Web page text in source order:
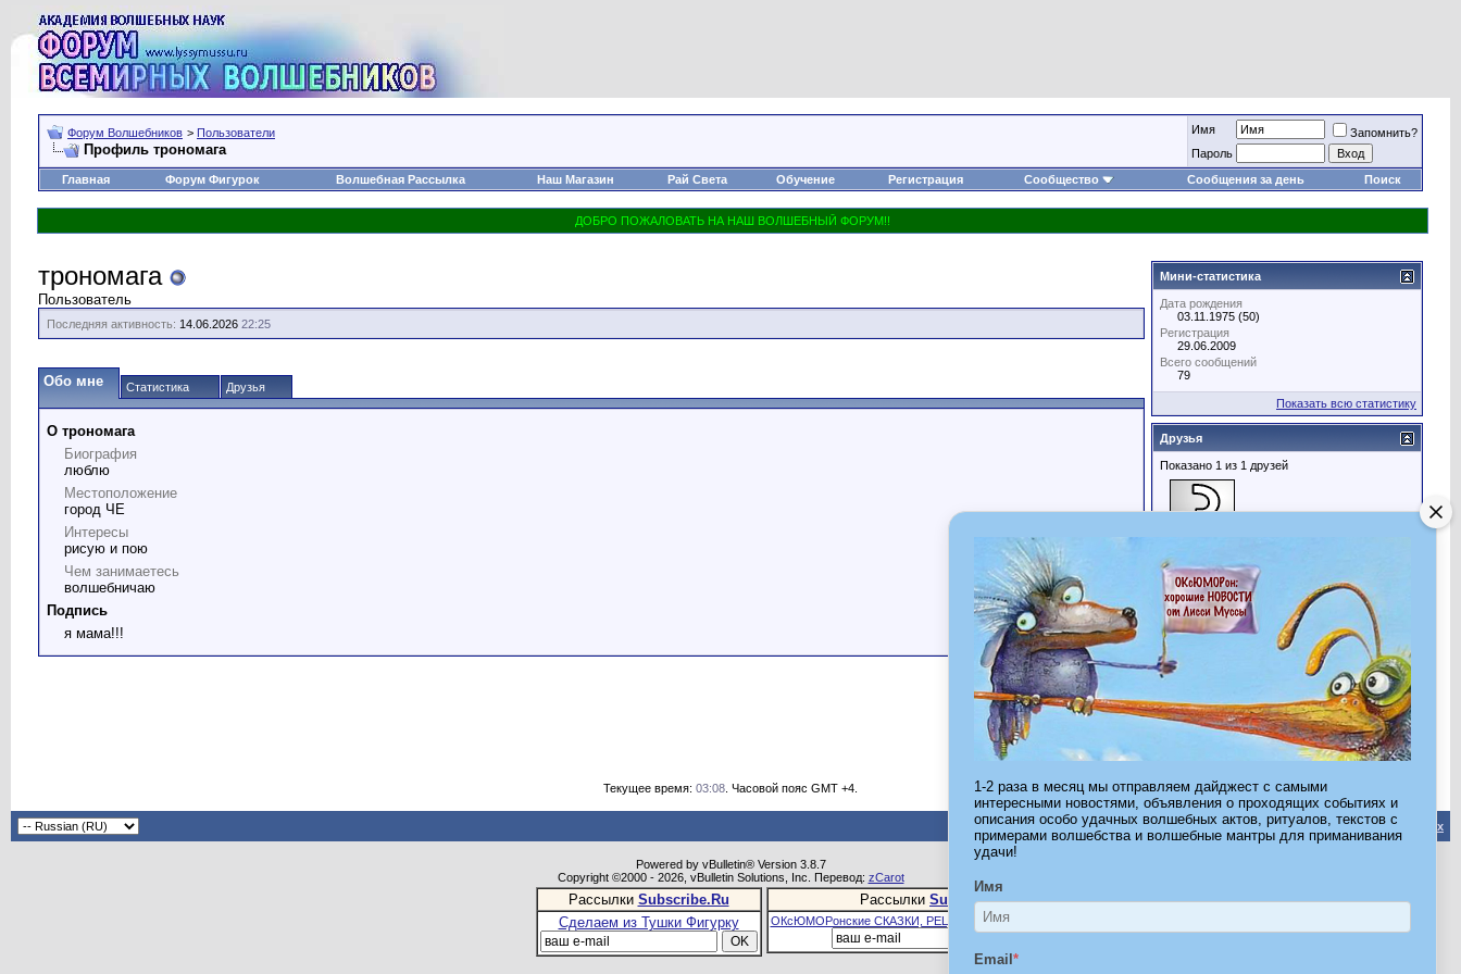
1-2 раза в месяц мы отправляем дайджест с самыми
интересными новостями, объявления о проходящих событиях и
описания особо удачных волшебных актов, ритуалов, текстов с
примерами волшебства и волшебные мантры для приманивания
удачи!
Имя
Email *
Форум Волшебников > Пользователи
Профиль трономага
Имя
Запомнить?
Пароль
Главная
Форум Фигурок Волшебная Рассылка Наш Магазин Рай Света Обучение Регистрация Сообщество Сообщения за день Поиск
трономага
Пользователь
Последняя активность: 14.06.2026 22:25
Обо мне Статистика Друзья
О трономага
Биография
люблю
Местоположение
город ЧЕ
Интересы
рисую и пою
Чем занимаетесь
волшебничаю
Подпись
я мама!!!
Мини-статистика
Дата рождения
03.11.1975 (50)
Регистрация
29.06.2009
Всего сообщений
79
Показать всю статистику
Друзья
Показано 1 из 1 друзей
Все друзья
Последние посетители
Последние 9 посетителя(ей) этой страницы:
Solomoney Карлсонета
Леди Мэрри П Ленуля Лапуля ЛюбоКсю
Олененок Шерли Холмс
Эта страница была посещена21,495раз
Текущее время: 03:08 . Часовой пояс GMT +4.
Обратная связь- Форум Волшебников-Архив- Вверх
Powered by vBulletin® Version 3.8.7
Copyright ©2000 - 2026, vBulletin Solutions, Inc. Перевод: zCarot
Рассылки Subscribe.Ru
Сделаем из Тушки Фигурку
Рассылки Subscribe.Ru
ОКсЮМОРонские СКАЗКИ, РЕЦЕПТЫ И ШТУЧКИ ДЛЯ ВСЕХ